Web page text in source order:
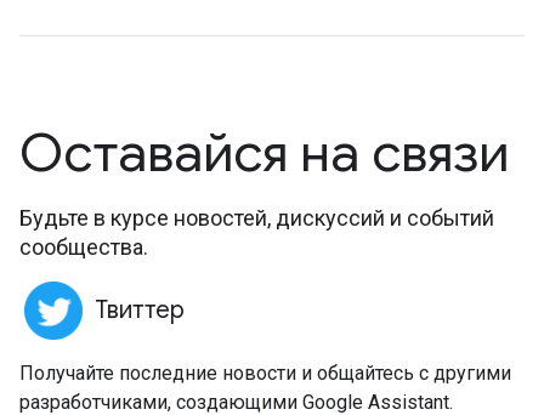
Оставайся на связи
Будьте в курсе новостей, дискуссий и событий
сообщества.
Твиттер
Получайте последние новости и общайтесь с другими
разработчиками, создающими Google Assistant.